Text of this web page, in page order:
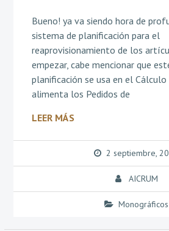
Bueno! ya va siendo hora de
sistema de planificación para el
reaprovisionamiento de los
empezar, cabe mencionar que
planificación se usa en el Cálculo
alimenta los Pedidos de
LEER MÁS
2 septiembre,
AICRUM
Monográficos